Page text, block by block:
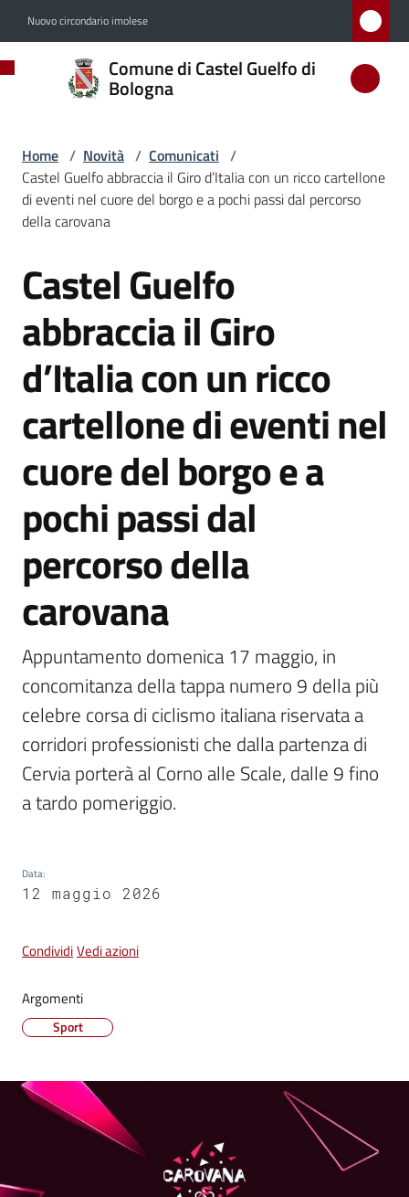
Nuovo circondario imolese
Comune di Castel Guelfo di
Bologna
Comune
di
Guelfo
di
Bologna
Amministrazione
Novità
Menu selezionato
Castel
Servizi
Tutti
argomenti...
Seguici
Home / Novità / Comunicati /
Castel Guelfo abbraccia il Giro d’Italia con un ricco cartellone
di eventi nel cuore del borgo e a pochi passi dal percorso
della carovana
Salta al contenuto
Castel Guelfo
abbraccia il Giro
d’Italia con un ricco
cartellone di eventi nel
cuore del borgo e a
pochi passi dal
percorso della
carovana
Appuntamento domenica 17 maggio, in
concomitanza della tappa numero 9 della più
celebre corsa di ciclismo italiana riservata a
corridori professionisti che dalla partenza di
Cervia porterà al Corno alle Scale, dalle 9 fino
a tardo pomeriggio.
Data:
12 maggio 2026
CondividiVedi azioni
Argomenti
Sport